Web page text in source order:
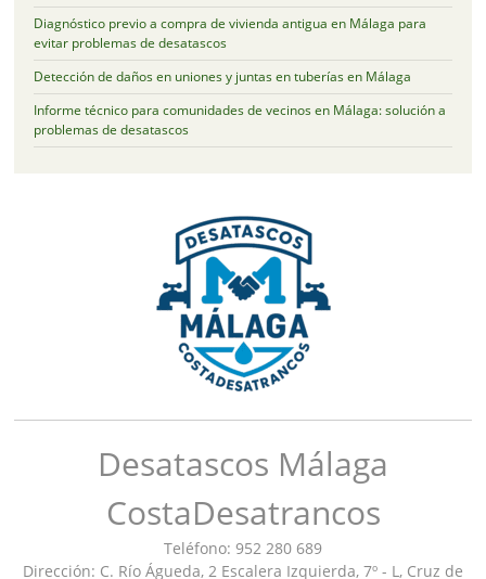
Diagnóstico previo a compra de vivienda antigua en Málaga para
evitar problemas de desatascos
Detección de daños en uniones y juntas en tuberías en Málaga
Informe técnico para comunidades de vecinos en Málaga: solución a
problemas de desatascos
Desatascos Málaga
CostaDesatrancos
Teléfono: 952 280 689
Dirección: C. Río Águeda, 2 Escalera Izquierda, 7º - L, Cruz de